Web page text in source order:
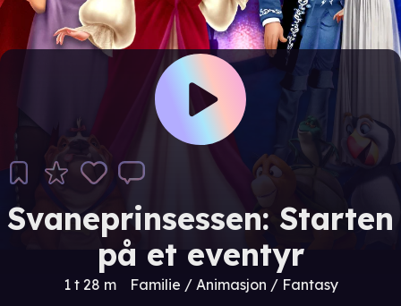
Svaneprinsessen: Starten
på et eventyr
1 t 28 m Familie / Animasjon / Fantasy